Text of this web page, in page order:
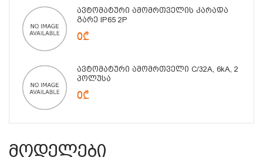
Ავტომატური Ამომრთველის Კარადა
Გარე IP65 2P
0₾
Ავტომატური Ამომრთველი C/32A, 6kA, 2
Პოლუსა
0₾
Მოდელები